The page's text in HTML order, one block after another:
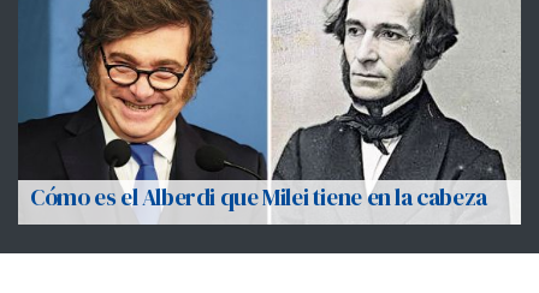
Cómo es el Alberdi que Milei tiene en la cabeza